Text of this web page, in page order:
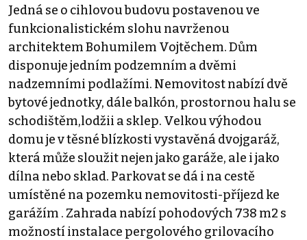
Jedná se o cihlovou budovu postavenou ve
funkcionalistickém slohu navrženou
architektem Bohumilem Vojtěchem. Dům
disponuje jedním podzemním a dvěmi
nadzemními podlažími. Nemovitost nabízí dvě
bytové jednotky, dále balkón, prostornou halu se
schodištěm,lodžii a sklep. Velkou výhodou
domu je v těsné blízkosti vystavěná dvojgaráž,
která může sloužit nejen jako garáže, ale i jako
dílna nebo sklad. Parkovat se dá i na cestě
umístěné na pozemku nemovitosti-příjezd ke
garážím . Zahrada nabízí pohodových 738 m2 s
možností instalace pergolového grilovacího